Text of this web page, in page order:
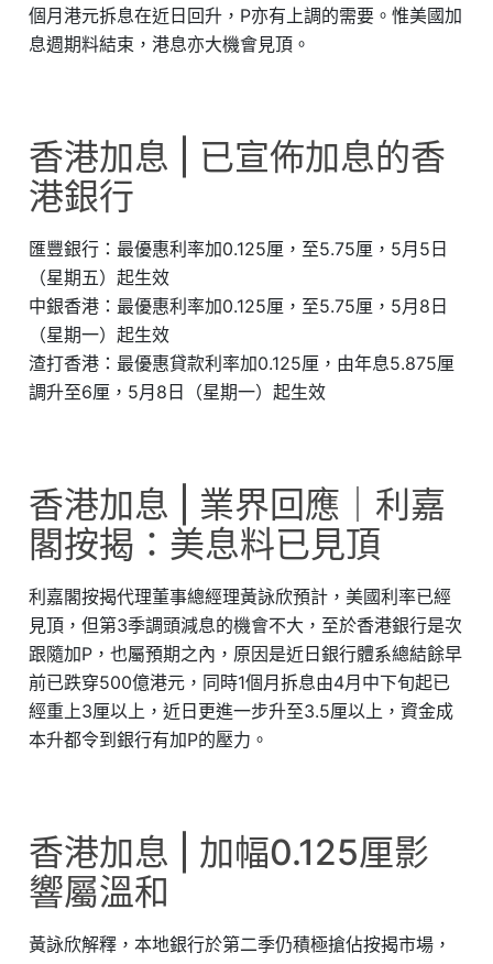
個月港元拆息在近日回升，P亦有上調的需要。惟美國加
息週期料結束，港息亦大機會見頂。
香港加息 | 已宣佈加息的香
港銀行
匯豐銀行：最優惠利率加0.125厘，至5.75厘，5月5日
（星期五）起生效
中銀香港：最優惠利率加0.125厘，至5.75厘，5月8日
（星期一）起生效
渣打香港：最優惠貸款利率加0.125厘，由年息5.875厘
調升至6厘，5月8日（星期一）起生效
香港加息 | 業界回應｜利嘉
閣按揭：美息料已見頂
利嘉閣按揭代理董事總經理黃詠欣預計，美國利率已經
見頂，但第3季調頭減息的機會不大，至於香港銀行是次
跟隨加P，也屬預期之內，原因是近日銀行體系總結餘早
前已跌穿500億港元，同時1個月拆息由4月中下旬起已
經重上3厘以上，近日更進一步升至3.5厘以上，資金成
本升都令到銀行有加P的壓力。
香港加息 | 加幅0.125厘影
響屬溫和
黃詠欣解釋，本地銀行於第二季仍積極搶佔按揭市場，